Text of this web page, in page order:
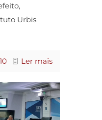
Urbis
10 Ler mais